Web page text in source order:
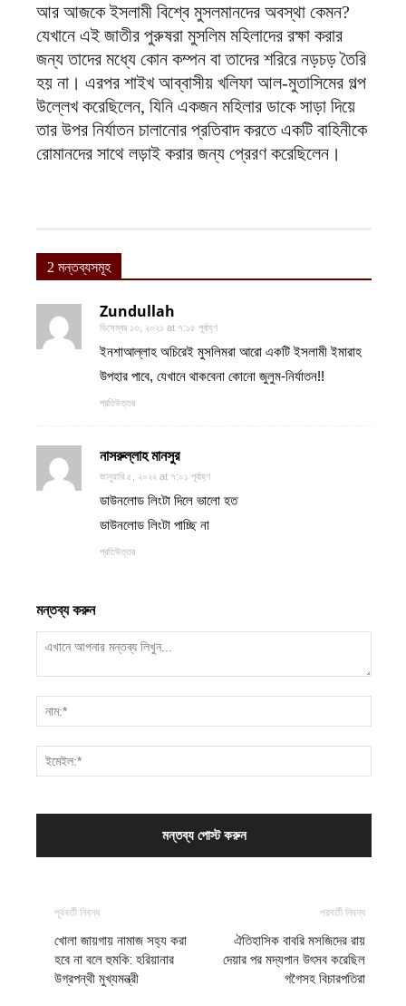
আর আজকে ইসলামী বিশ্বে মুসলমানদের অবস্থা কেমন?
যেখানে এই জাতীর পুরুষরা মুসলিম মহিলাদের রক্ষা করার
জন্য তাদের মধ্যে কোন কম্পন বা তাদের শরিরে নড়চড় তৈরি
হয় না। এরপর শাইখ আব্বাসীয় খলিফা আল-মুতাসিমের গল্প
উল্লেখ করেছিলেন, যিনি একজন মহিলার ডাকে সাড়া দিয়ে
তার উপর নির্যাতন চালানোর প্রতিবাদ করতে একটি বাহিনীকে
রোমানদের সাথে লড়াই করার জন্য প্রেরণ করেছিলেন।
2 মন্তব্যসমূহ
Zundullah
ডিসেম্বর ১৩, ২০২১ at ৭:১৫ পূর্বাহ্ণ
ইনশাআল্লাহ অচিরেই মুসলিমরা আরো একটি ইসলামী ইমারাহ
উপহার পাবে, যেখানে থাকবেনা কোনো জুলুম-নির্যাতন!!
প্রতিউত্তর
নাসরুল্লাহ মানসুর
জানুয়ারি ৫, ২০২২ at ৭:০১ পূর্বাহ্ণ
ডাউনলোড লিংটা দিলে ভালো হত
ডাউনলোড লিংটা পাচ্ছি না
প্রতিউত্তর
মন্তব্য করুন
পূর্ববর্তী নিবন্ধ
খোলা জায়গায় নামাজ সহ্য করা
হবে না বলে হুমকি: হরিয়ানার
উগ্রপন্থী মুখ্যমন্ত্রী
পরবর্তী নিবন্ধ
ঐতিহাসিক বাবরি মসজিদের রায়
দেয়ার পর মদ্যপান উৎসব করেছিল
গগৈসহ বিচারপতিরা